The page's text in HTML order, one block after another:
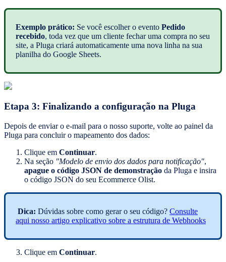
Exemplo prático: Se você escolher o evento Pedido
recebido, toda vez que um cliente fechar uma compra no seu
site, a Pluga criará automaticamente uma nova linha na sua
planilha do Google Sheets.
Etapa 3: Finalizando a configuração na Pluga
Depois de enviar o e-mail para o nosso suporte, volte ao painel da
Pluga para concluir o mapeamento dos dados:
Clique em Continuar.
Na seção "Modelo de envio dos dados para notificação",
apague o código JSON de demonstração da Pluga e insira
o código JSON do seu Ecommerce Olist.
Dica: Dúvidas sobre como gerar o seu código? Consulte
aqui nosso artigo explicativo sobre a estrutura de Webhooks
Clique em Continuar.